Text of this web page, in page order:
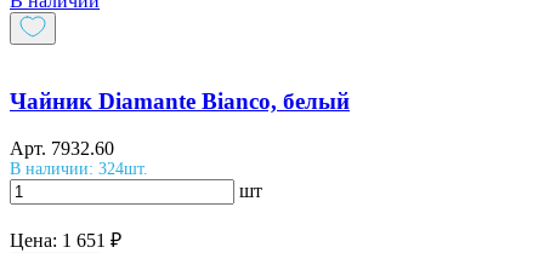
Чайник Diamante Bianco, белый
Арт. 7932.60
В наличии: 324шт.
шт
Цена: 1 651 ₽